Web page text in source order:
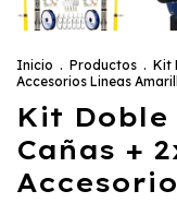
Inicio . Productos . Kit
Accesorios Lineas
Kit Doble
Cañas +